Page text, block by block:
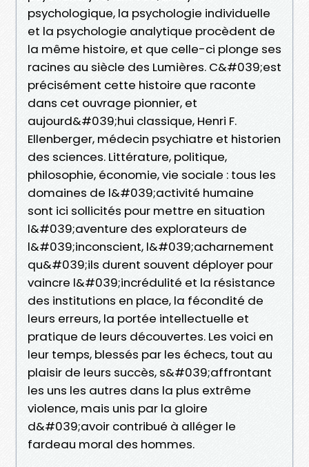
psychologique, la psychologie individuelle
et la psychologie analytique procèdent de
la même histoire, et que celle-ci plonge ses
racines au siècle des Lumières. C&#039;est
précisément cette histoire que raconte
dans cet ouvrage pionnier, et
aujourd&#039;hui classique, Henri F.
Ellenberger, médecin psychiatre et historien
des sciences. Littérature, politique,
philosophie, économie, vie sociale : tous les
domaines de l&#039;activité humaine
sont ici sollicités pour mettre en situation
l&#039;aventure des explorateurs de
l&#039;inconscient, l&#039;acharnement
qu&#039;ils durent souvent déployer pour
vaincre l&#039;incrédulité et la résistance
des institutions en place, la fécondité de
leurs erreurs, la portée intellectuelle et
pratique de leurs découvertes. Les voici en
leur temps, blessés par les échecs, tout au
plaisir de leurs succès, s&#039;affrontant
les uns les autres dans la plus extrême
violence, mais unis par la gloire
d&#039;avoir contribué à alléger le
fardeau moral des hommes.